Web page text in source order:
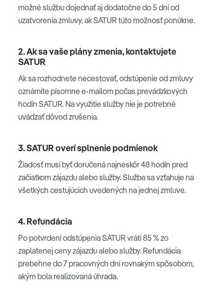
možné službu dojednať aj dodatočne do 5 dní od
uzatvorenia zmluvy, ak SATUR túto možnosť ponúkne.
2. Ak sa vaše plány zmenia, kontaktujete
SATUR
Ak sa rozhodnete necestovať, odstúpenie od zmluvy
oznámite písomne e-mailom počas prevádzkových
hodín SATUR. Na využitie služby nie je potrebné
uvádzať dôvod zrušenia.
3. SATUR overí splnenie podmienok
Žiadosť musí byť doručená najneskôr 48 hodín pred
začiatkom zájazdu alebo služby. Služba sa vzťahuje na
všetkých cestujúcich uvedených na jednej zmluve.
4. Refundácia
Po potvrdení odstúpenia SATUR vráti 85 % zo
zaplatenej ceny zájazdu alebo služby. Refundácia
prebehne do 7 pracovných dní rovnakým spôsobom,
akým bola realizovaná úhrada.